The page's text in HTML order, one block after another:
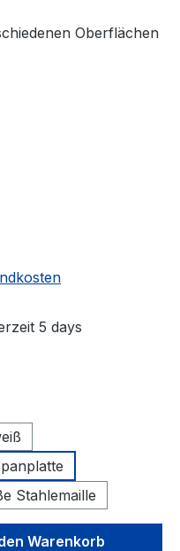
5 days
Stahlemaille
Warenkorb